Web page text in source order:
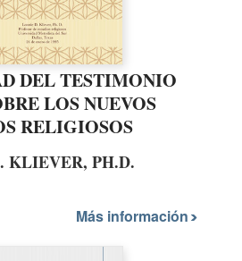
DEL TESTIMONIO
LOS NUEVOS
RELIGIOSOS
KLIEVER, PH.D.
Más información